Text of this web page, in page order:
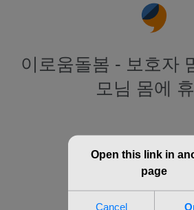
이로움돌봄 - 보호자
모님 몸에